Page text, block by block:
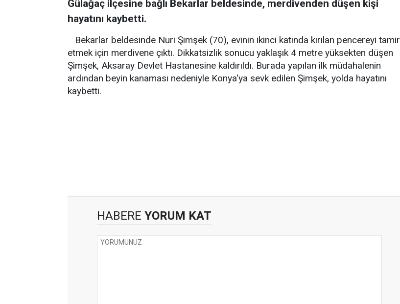
Gülağaç ilçesine bağlı Bekarlar beldesinde, merdivenden düşen kişi
hayatını kaybetti.
Bekarlar beldesinde Nuri Şimşek (70), evinin ikinci katında kırılan pencereyi tamir
etmek için merdivene çıktı. Dikkatsizlik sonucu yaklaşık 4 metre yüksekten düşen
Şimşek, Aksaray Devlet Hastanesine kaldırıldı. Burada yapılan ilk müdahalenin
ardından beyin kanaması nedeniyle Konya'ya sevk edilen Şimşek, yolda hayatını
kaybetti.
HABERE YORUM KAT